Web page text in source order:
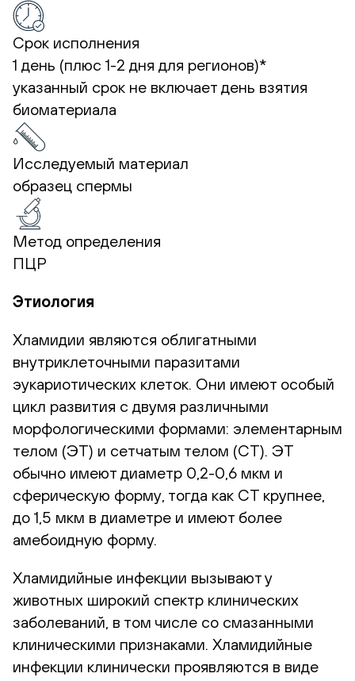
Срок исполнения
1 день (плюс 1-2 дня для регионов)*
указанный срок не включает день взятия
биоматериала
Исследуемый материал
образец спермы
Метод определения
ПЦР
Этиология
Хламидии являются облигатными
внутриклеточными паразитами
эукариотических клеток. Они имеют особый
цикл развития с двумя различными
морфологическими формами: элементарным
телом (ЭТ) и сетчатым телом (СТ). ЭТ
обычно имеют диаметр 0,2-0,6 мкм и
сферическую форму, тогда как СТ крупнее,
до 1,5 мкм в диаметре и имеют более
амебоидную форму.
Хламидийные инфекции вызывают у
животных широкий спектр клинических
заболеваний, в том числе со смазанными
клиническими признаками. Хламидийные
инфекции клинически проявляются в виде